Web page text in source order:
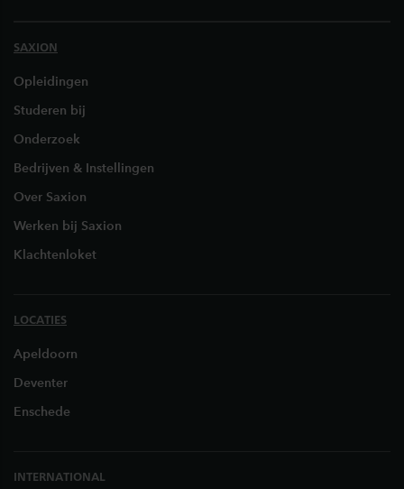
SAXION
Opleidingen
Studeren bij
Onderzoek
Bedrijven & Instellingen
Over Saxion
Werken bij Saxion
Klachtenloket
LOCATIES
Apeldoorn
Deventer
Enschede
INTERNATIONAL